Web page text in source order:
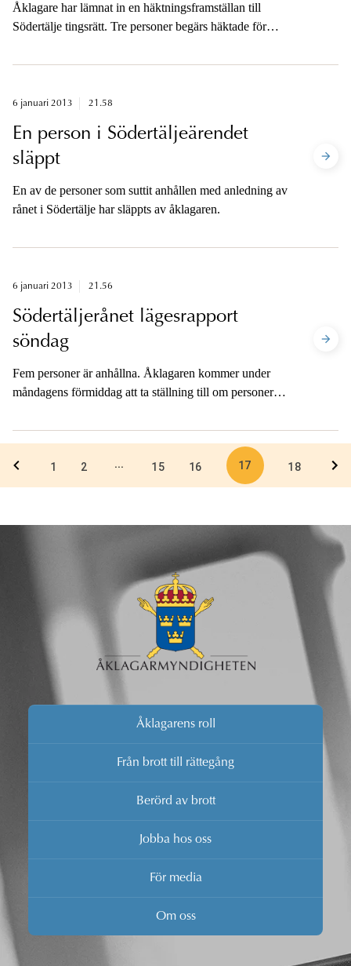
Åklagare har lämnat in en häktningsframställan till
Södertälje tingsrätt. Tre personer begärs häktade för
6 januari 2013 21.58
En person i Södertäljeärendet
släppt
En av de personer som suttit anhållen med anledning av
rånet i Södertälje har släppts av åklagaren.
6 januari 2013 21.56
Södertäljerånet lägesrapport
söndag
Fem personer är anhållna. Åklagaren kommer under
måndagens förmiddag att ta ställning till om personerna
1 2 ... 15 16 17 18
Åklagarens roll
Från brott till rättegång
Berörd av brott
Jobba hos oss
För media
Om oss